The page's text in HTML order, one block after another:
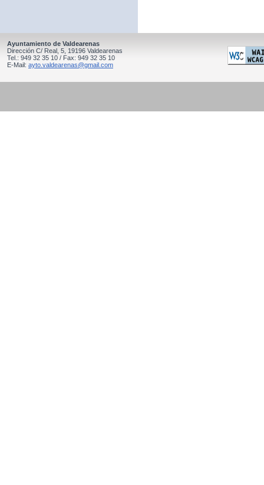
Ayuntamiento de Valdearenas
Dirección C/ Real, 5, 19196 Valdearenas
Tel.: 949 32 35 10 / Fax: 949 32 35 10
E-Mail: ayto.valdearenas@gmail.com